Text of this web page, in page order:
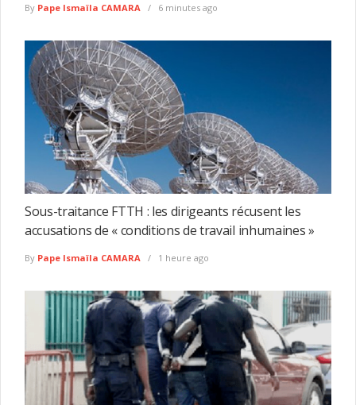
By Pape Ismaïla CAMARA 6 minutes ago
Sous-traitance FTTH : les dirigeants récusent les
accusations de « conditions de travail inhumaines »
By Pape Ismaïla CAMARA 1 heure ago